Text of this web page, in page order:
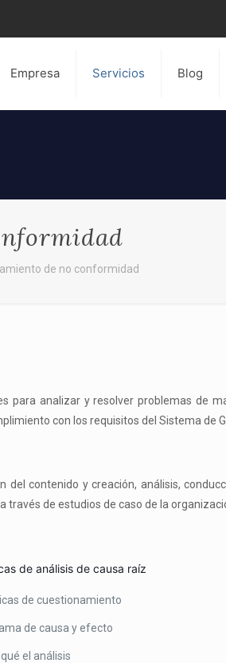
Empresa Servicios Blog
de no conformidad
para analizar y resolver problemas de
con los requisitos del Sistema de
del contenido y creación, análisis,
través de estudios de caso de la
de análisis de causa raíz
de cuestionamiento
de causa y efecto
el análisis